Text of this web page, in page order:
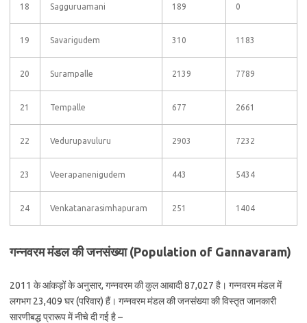
18 Sagguruamani 189 0
19 Savarigudem 310 1183
20 Surampalle 2139 7789
21 Tempalle 677 2661
22 Vedurupavuluru 2903 7232
23 Veerapanenigudem 443 5434
24 Venkatanarasimhapuram 251 1404
गन्नवरम मंडल की जनसंख्या (Population of Gannavaram)
2011 के आंकड़ों के अनुसार, गन्नवरम की कुल आबादी 87,027 है। गन्नवरम मंडल में
लगभग 23,409 घर (परिवार) हैं। गन्नवरम मंडल की जनसंख्या की विस्तृत जानकारी
सारणीबद्ध प्रारूप में नीचे दी गई है –